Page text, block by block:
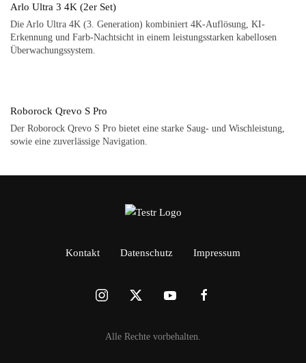
Arlo Ultra 3 4K (2er Set)
Die Arlo Ultra 4K (3. Generation) kombiniert 4K-Auflösung, KI-
Erkennung und Farb-Nachtsicht in einem leistungsstarken kabellosen
Überwachungssystem.
Roborock Qrevo S Pro
Der Roborock Qrevo S Pro bietet eine starke Saug- und Wischleistung,
sowie eine zuverlässige Navigation.
Kontakt Datenschutz Impressum
Alle Rechte vorbehalten.